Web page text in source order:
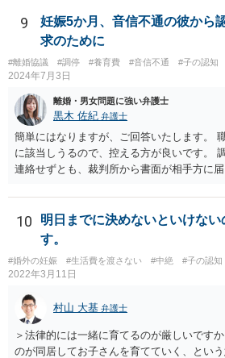
してはいかがでしょうか。 代理人となる場
ちまちです。 弊所の場合、交渉をお受けす
多いかと思います。
9
妊娠5か月、音信不通の彼から
求のために
#離婚協議 #調停 #養育費 #音信不通 #子の認知
2024年7月3日
離婚・男女問題に強い弁護士
黒木 佐紀 弁護士
簡単にはなりますが、ご回答いたします。
に該当しうるので、控える方が良いです。
連絡せずとも、裁判所から書面が相手方に
いのであれば、調停や訴訟をするしかない
10
明日までに決めないといけない
す。
#婚外の妊娠 #生活費を渡さない #中絶 #子の認知
2022年3月11日
村山 大基 弁護士
＞法律的には一緒に育てるのが厳しいです
のが同居してお子さんを育てていく、とい